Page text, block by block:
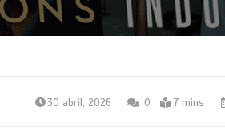
30 abril, 2026 0 7 mins